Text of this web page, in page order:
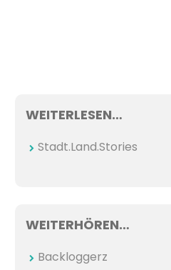
WEITERLESEN…
Stadt.Land.Stories
WEITERHÖREN…
Backloggerz